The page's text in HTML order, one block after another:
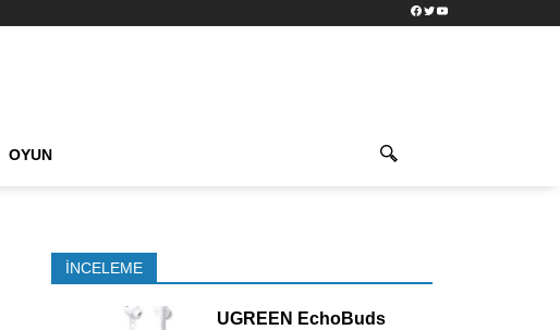
Facebook
TwitterYouTube
OYUN
İNCELEME
UGREEN EchoBuds